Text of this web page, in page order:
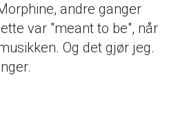
andre ganger
var "meant to be", når
Og det gjør jeg.